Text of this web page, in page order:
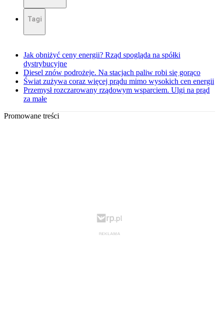
Tagi
Jak obniżyć ceny energii? Rząd spogląda na spółki
dystrybucyjne
Diesel znów podrożeje. Na stacjach paliw robi się gorąco
Świat zużywa coraz więcej prądu mimo wysokich cen energii
Przemysł rozczarowany rządowym wsparciem. Ulgi na prąd
za małe
Promowane treści